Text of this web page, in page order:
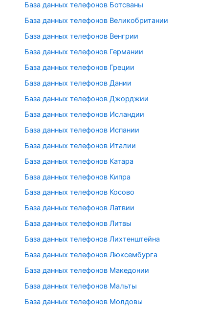
База данных телефонов Ботсваны
База данных телефонов Великобритании
База данных телефонов Венгрии
База данных телефонов Германии
База данных телефонов Греции
База данных телефонов Дании
База данных телефонов Джорджии
База данных телефонов Исландии
База данных телефонов Испании
База данных телефонов Италии
База данных телефонов Катара
База данных телефонов Кипра
База данных телефонов Косово
База данных телефонов Латвии
База данных телефонов Литвы
База данных телефонов Лихтенштейна
База данных телефонов Люксембурга
База данных телефонов Македонии
База данных телефонов Мальты
База данных телефонов Молдовы